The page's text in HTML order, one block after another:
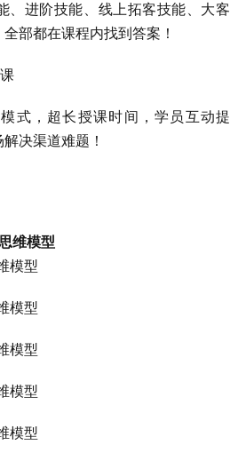
进阶技能、线上拓客技能、大客
部都在课程内找到答案！
，超长授课时间，学员互动提
决渠道难题！
维模型
模型
模型
模型
模型
模型